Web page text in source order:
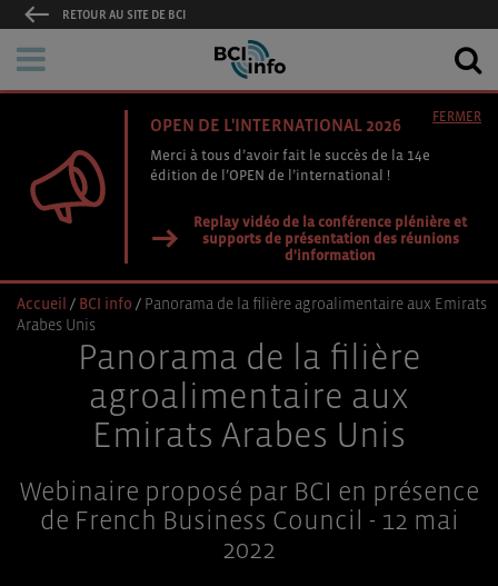
RETOUR AU SITE DE BCI
OPEN DE L'INTERNATIONAL 2026
Merci à tous d’avoir fait le succès de la 14e
édition de l’OPEN de l’international !
Replay vidéo de la conférence plénière et
supports de présentation des réunions
d'information
FERMER
Accueil / BCI info / Panorama de la filière agroalimentaire aux Emirats
Arabes Unis
Panorama de la filière
agroalimentaire aux
Emirats Arabes Unis
Webinaire proposé par BCI en présence
de French Business Council - 12 mai
2022